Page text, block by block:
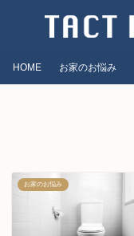
HOME お家のお悩み
お家のお悩み